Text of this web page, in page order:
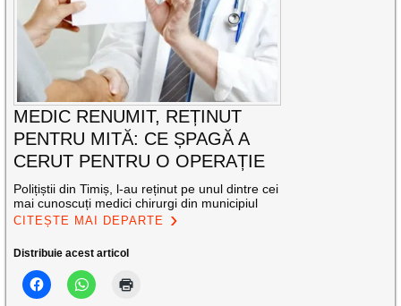
MEDIC RENUMIT, REȚINUT
PENTRU MITĂ: CE ȘPAGĂ A
CERUT PENTRU O OPERAȚIE
Polițiștii din Timiș, l-au reținut pe unul dintre cei
mai cunoscuți medici chirurgi din municipiul
CITEȘTE MAI DEPARTE
Distribuie acest articol